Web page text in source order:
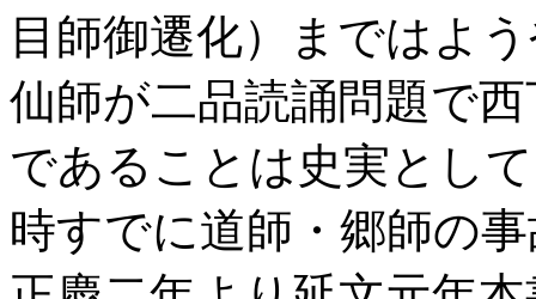
目師御遷化）まではよ
仙師が二品読誦問題で
であることは史実とし
時すでに道師・郷師の